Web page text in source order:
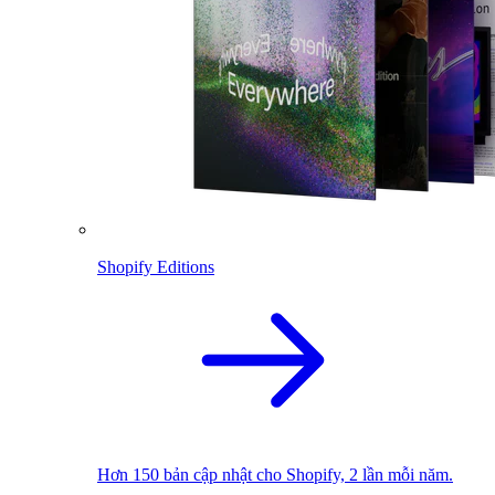
Shopify Editions
Hơn 150 bản cập nhật cho Shopify, 2 lần mỗi năm.